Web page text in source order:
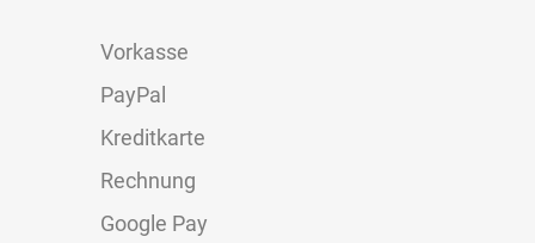
Vorkasse
PayPal
Kreditkarte
Rechnung
Google Pay